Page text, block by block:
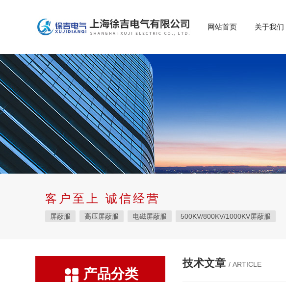
网站首页 关于我们
客户至上 诚信经营
屏蔽服 高压屏蔽服 电磁屏蔽服 500KV/800KV/1000KV屏蔽服
绝缘枝剪 绝缘夹钳 蚕丝绳 登高板 绝缘操作杆
产品分类
技术文章 / ARTICLE